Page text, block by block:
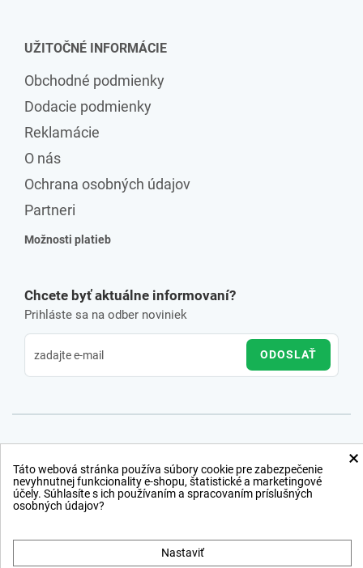
UŽITOČNÉ INFORMÁCIE
Obchodné podmienky
Dodacie podmienky
Reklamácie
O nás
Ochrana osobných údajov
Partneri
Možnosti platieb
Chcete byť aktuálne informovaní?
Prihláste sa na odber noviniek
ODOSLAŤ
×
Táto webová stránka používa súbory cookie pre zabezpečenie
nevyhnutnej funkcionality e-shopu, štatistické a marketingové
účely. Súhlasíte s ich používaním a spracovaním príslušných
osobných údajov?
Nastaviť